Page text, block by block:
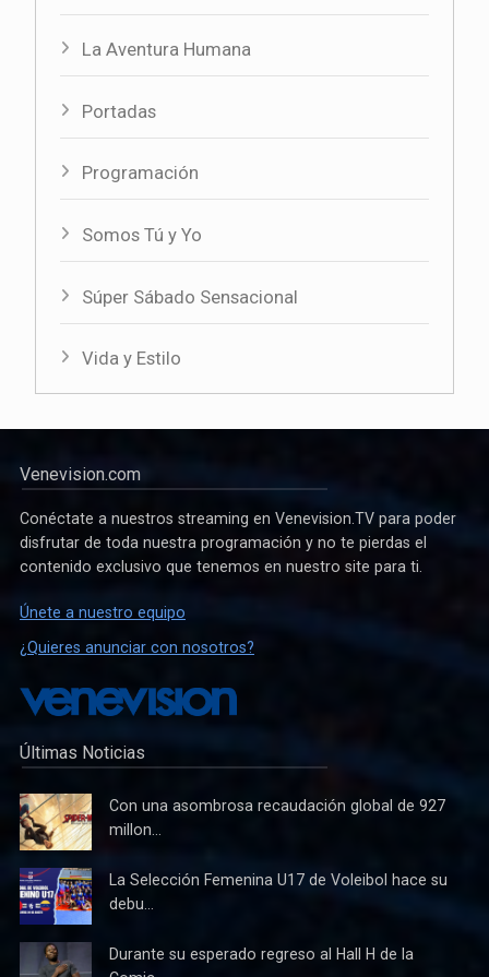
La Aventura Humana
Portadas
Programación
Somos Tú y Yo
Súper Sábado Sensacional
Vida y Estilo
Venevision.com
Conéctate a nuestros streaming en Venevision.TV para poder
disfrutar de toda nuestra programación y no te pierdas el
contenido exclusivo que tenemos en nuestro site para ti.
Únete a nuestro equipo
¿Quieres anunciar con nosotros?
Últimas Noticias
Con una asombrosa recaudación global de 927
millon...
La Selección Femenina U17 de Voleibol hace su
debu...
Durante su esperado regreso al Hall H de la